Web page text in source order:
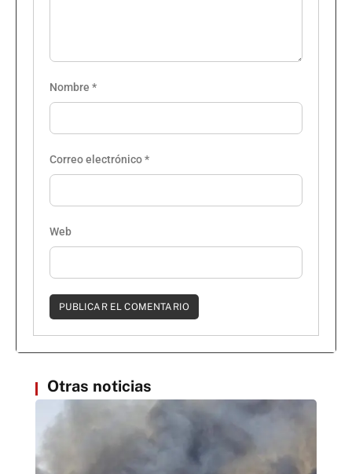
Nombre *
Correo electrónico*
Web
Otras noticias